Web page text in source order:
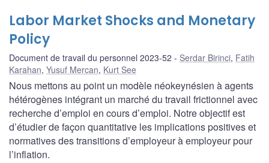
Labor Market Shocks and Monetary
Policy
Document de travail du personnel 2023-52 Serdar Birinci, Fatih
Karahan, Yusuf Mercan, Kurt See
Nous mettons au point un modèle néokeynésien à agents
hétérogènes intégrant un marché du travail frictionnel avec
recherche d’emploi en cours d’emploi. Notre objectif est
d’étudier de façon quantitative les implications positives et
normatives des transitions d’employeur à employeur pour
l’inflation.